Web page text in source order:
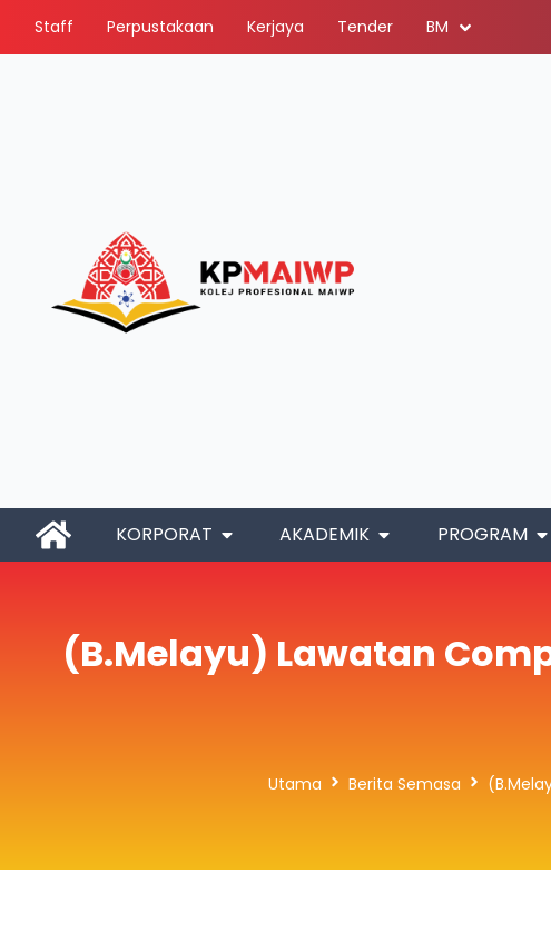
Staff Perpustakaan Kerjaya Tender BM
KORPORAT AKADEMIK PROGRAM
(B.Melayu) Lawatan
Utama Berita Semasa